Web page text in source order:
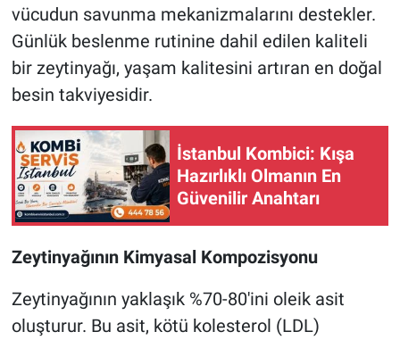
vücudun savunma mekanizmalarını destekler.
Günlük beslenme rutinine dahil edilen kaliteli
bir zeytinyağı, yaşam kalitesini artıran en doğal
besin takviyesidir.
İstanbul Kombici: Kışa
Hazırlıklı Olmanın En
Güvenilir Anahtarı
Zeytinyağının Kimyasal Kompozisyonu
Zeytinyağının yaklaşık %70-80'ini oleik asit
oluşturur. Bu asit, kötü kolesterol (LDL)